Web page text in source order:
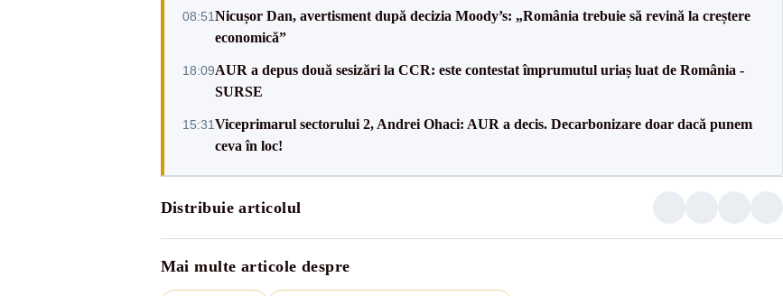
08:51Nicușor Dan, avertisment după decizia Moody’s: „România trebuie să revină la creștere
economică”
18:09AUR a depus două sesizări la CCR: este contestat împrumutul uriaș luat de România -
SURSE
15:31Viceprimarul sectorului 2, Andrei Ohaci: AUR a decis. Decarbonizare doar dacă punem
ceva în loc!
Distribuie articolul
Mai multe articole despre